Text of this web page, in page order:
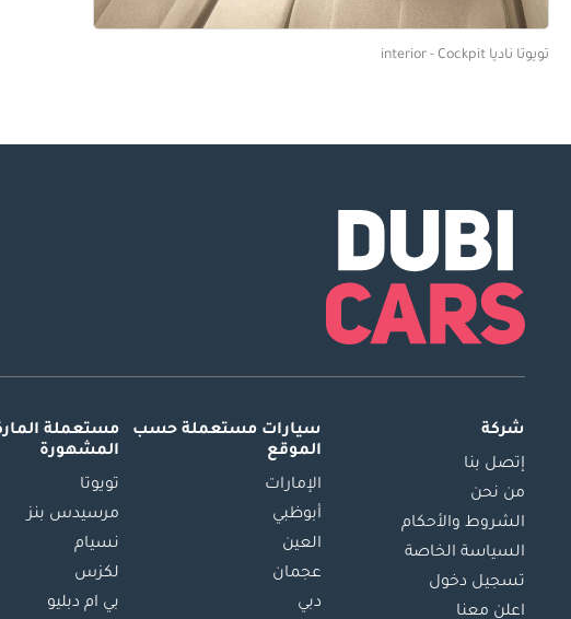
تويوتا ناديا interior - Cockpit
شركة
إتصل بنا
من نحن
الشروط والأحكام
السياسة الخاصة
تسجيل دخول
اعلن معنا
سيارات مستعملة حسب
الموقع
الإمارات
أبوظبي
العين
عجمان
دبي
مستعملة
المشهورة
تويوتا
مرسيدس بنز
نسيام
لكزس
بي ام دبليو